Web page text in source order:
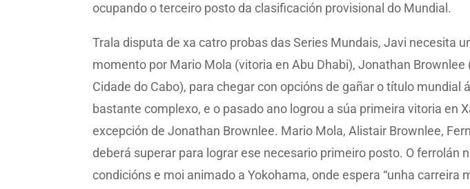
ocupando o terceiro posto da clasificación provisional do Mundial.
Trala disputa de xa catro probas das Series Mundais, Javi necesita
momento por Mario Mola (vitoria en Abu Dhabi), Jonathan
Cidade do Cabo), para chegar con opcións de gañar o título
bastante complexo, e o pasado ano logrou a súa primeira vitoria en
excepción de Jonathan Brownlee. Mario Mola, Alistair Brownlee,
deberá superar para lograr ese necesario primeiro posto. O ferrolán
condicións e moi animado a Yokohama, onde espera “unha